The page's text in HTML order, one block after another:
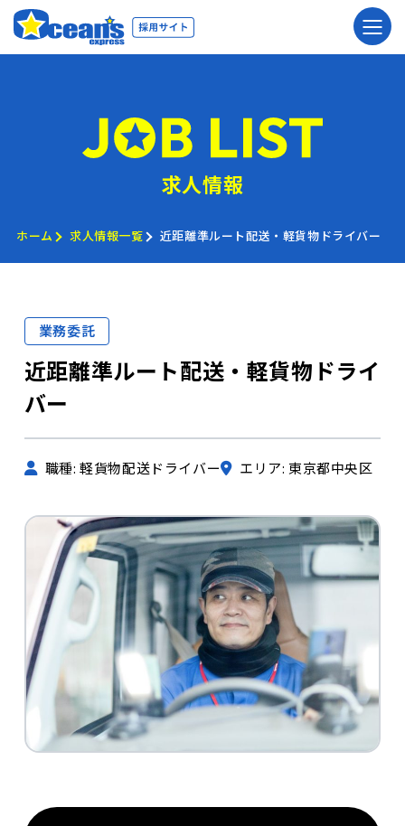
求人情報
ホーム 求人情報一覧 近距離準ルート配送・軽貨物ドライバー
業務委託
近距離準ルート配送・軽貨物ドライ
バー
職種: 軽貨物配送ドライバー エリア: 東京都中央区